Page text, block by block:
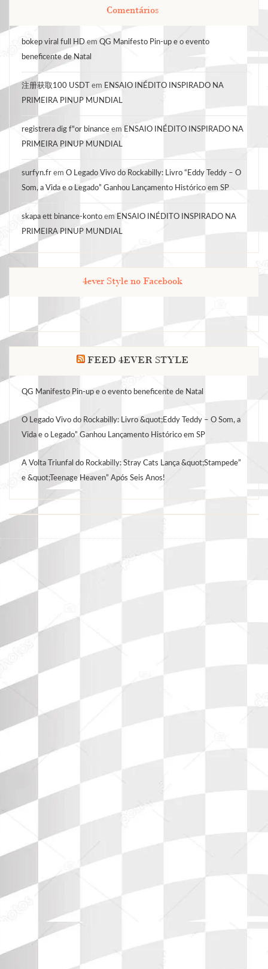
Comentários
bokep viral full HDem QG Manifesto Pin-up e o evento
beneficente de Natal
注册获取100 USDT em ENSAIO INÉDITO INSPIRADO NA
PRIMEIRA PINUP MUNDIAL
registrera dig f"or binance em ENSAIO INÉDITO INSPIRADO NA
PRIMEIRA PINUP MUNDIAL
surfyn.fr em O Legado Vivo do Rockabilly: Livro “Eddy Teddy – O
Som, a Vida e o Legado” Ganhou Lançamento Histórico em SP
skapa ett binance-konto em ENSAIO INÉDITO INSPIRADO NA
PRIMEIRA PINUP MUNDIAL
4ever Style no Facebook
FEED 4EVER STYLE
QG Manifesto Pin-up e o evento beneficente de Natal
O Legado Vivo do Rockabilly: Livro &quot;Eddy Teddy – O Som, a
Vida e o Legado” Ganhou Lançamento Histórico em SP
A Volta Triunfal do Rockabilly: Stray Cats Lança &quot;Stampede”
e &quot;Teenage Heaven” Após Seis Anos!